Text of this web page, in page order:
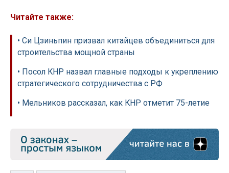
Читайте также:
• Си Цзиньпин призвал китайцев объединиться для
строительства мощной страны
• Посол КНР назвал главные подходы к укреплению
стратегического сотрудничества с РФ
• Мельников рассказал, как КНР отметит 75-летие